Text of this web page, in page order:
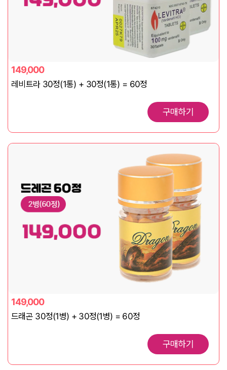
149,000
레비트라 30정(1통) + 30정(1통) = 60정
구매하기
149,000
드래곤 30정(1병) + 30정(1병) = 60정
구매하기